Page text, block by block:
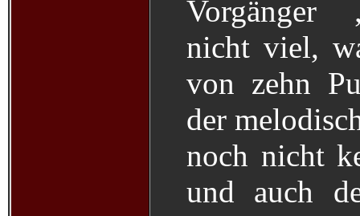
Vorgänger
nicht viel,
von zehn
der
noch nicht
und auch